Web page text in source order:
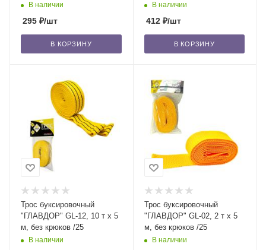
В наличии
295 ₽/шт
В КОРЗИНУ
В наличии
412₽/шт
В КОРЗИНУ
Трос буксировочный
"ГЛАВДОР" GL-12, 10 т х 5
м, без крюков /25
В наличии
Трос буксировочный
"ГЛАВДОР" GL-02, 2 т х 5
м, без крюков /25
В наличии